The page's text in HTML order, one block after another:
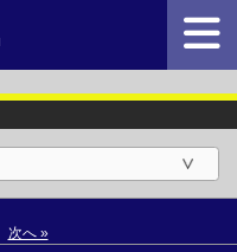
次へ »